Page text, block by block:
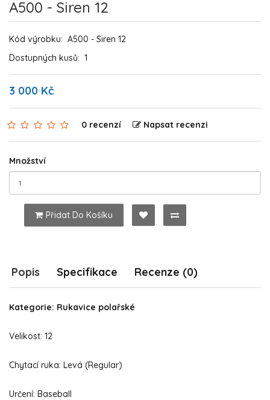
A500 - Siren 12
Kód výrobku: A500 - Siren 12
Dostupných kusů: 1
3 000 Kč
0 recenzí Napsat recenzi
Množství
Přidat Do Košíku
Popis Specifikace Recenze (0)
Kategorie: Rukavice polařské
Velikost: 12
Chytací ruka: Levá (Regular)
Určení: Baseball